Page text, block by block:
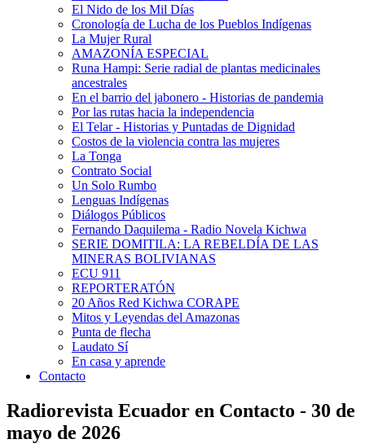
El Nido de los Mil Días
Cronología de Lucha de los Pueblos Indígenas
La Mujer Rural
AMAZONÍA ESPECIAL
Runa Hampi: Serie radial de plantas medicinales
ancestrales
En el barrio del jabonero - Historias de pandemia
Por las rutas hacia la independencia
El Telar - Historias y Puntadas de Dignidad
Costos de la violencia contra las mujeres
La Tonga
Contrato Social
Un Solo Rumbo
Lenguas Indígenas
Diálogos Públicos
Fernando Daquilema - Radio Novela Kichwa
SERIE DOMITILA: LA REBELDÍA DE LAS
MINERAS BOLIVIANAS
ECU 911
REPORTERATÓN
20 Años Red Kichwa CORAPE
Mitos y Leyendas del Amazonas
Punta de flecha
Laudato Sí
En casa y aprende
Contacto
Radiorevista Ecuador en Contacto - 30 de
mayo de 2026